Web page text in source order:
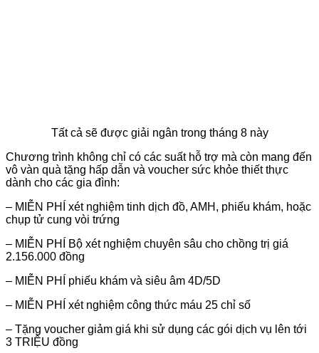
Tất cả sẽ được giải ngân trong tháng 8 này
Chương trình không chỉ có các suất hỗ trợ mà còn mang đến
vô vàn quà tặng hấp dẫn và voucher sức khỏe thiết thực
dành cho các gia đình:
– MIỄN PHÍ xét nghiệm tinh dịch đồ, AMH, phiếu khám, hoặc
chụp tử cung vòi trứng
– MIỄN PHÍ Bộ xét nghiệm chuyên sâu cho chồng trị giá
2.156.000 đồng
– MIỄN PHÍ phiếu khám và siêu âm 4D/5D
– MIỄN PHÍ xét nghiệm công thức máu 25 chỉ số
– Tặng voucher giảm giá khi sử dụng các gói dịch vụ lên tới
3 TRIỆU đồng